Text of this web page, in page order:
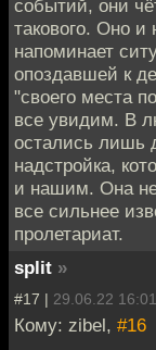
событий, они
такового. Оно и
напоминает
опоздавшей к
"своего места
все увидим. В
остались лишь
надстройка,
и нашим. Она
все сильнее
пролетариат.
split »
#17 | 29.06.22 16:01
Кому: zibel, #16